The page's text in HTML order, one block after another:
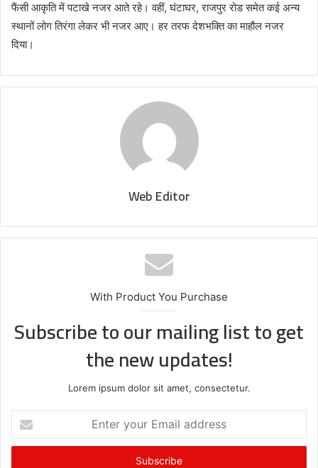
फैंसी आकृति में पटाखे नजर आते रहे। वहीं, घंटाघर, राजपुर रोड समेत कई अन्य
स्थानों लोग तिरंगा लेकर भी नजर आए। हर तरफ देशभक्ति का माहौल नजर
दिया।
Web Editor
With Product You Purchase
Subscribe to our mailing list to get
the new updates!
Lorem ipsum dolor sit amet, consectetur.
t